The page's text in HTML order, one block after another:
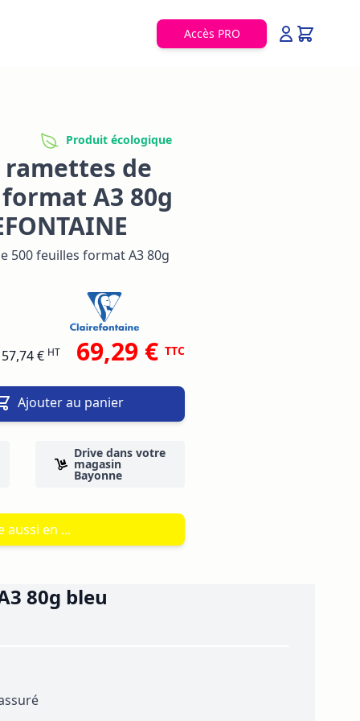
Accès PRO
Produit écologique
de
A3 80g
500 feuilles format A3 80g
57,74 € HT 69,29 € TTC
Ajouter au panier
Drive dans votre
magasin
Bayonne
aussi en ...
80g bleu